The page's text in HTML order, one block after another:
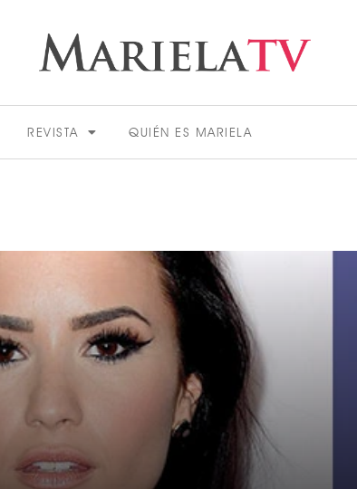
REVISTA QUIÉN ES MARIELA
ACTUALIDAD
VER MÁS
VER TODAS LAS CATEGORÍAS